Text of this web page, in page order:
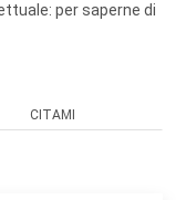
per saperne di
CITAMI